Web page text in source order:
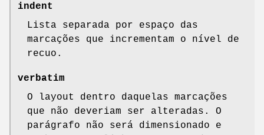
indent
Lista separada por espaço das
marcações que incrementam o nível de
recuo.
verbatim
O layout dentro daquelas marcações
que não deveriam ser alteradas. O
parágrafo não será dimensionado e